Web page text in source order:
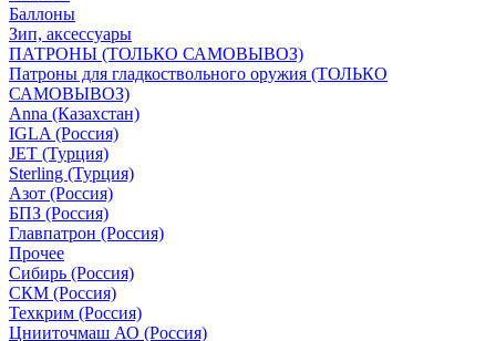
Баллоны
Зип, аксессуары
ПАТРОНЫ (ТОЛЬКО САМОВЫВОЗ)
Патроны для гладкоствольного оружия (ТОЛЬКО
САМОВЫВОЗ)
Anna (Казахстан)
IGLA (Россия)
JET (Турция)
Sterling (Турция)
Азот (Россия)
БПЗ (Россия)
Главпатрон (Россия)
Прочее
Сибирь (Россия)
СКМ (Россия)
Техкрим (Россия)
Цнииточмаш АО (Россия)